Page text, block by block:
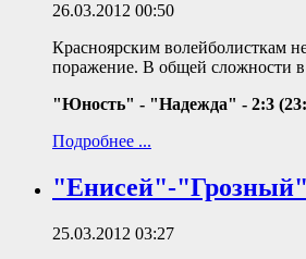
26.03.2012 00:50
Красноярским волейболисткам
поражение. В общей сложности
"Юность" - "Надежда" - 2:3
Подробнее ...
"Енисей"-
25.03.2012 03:27